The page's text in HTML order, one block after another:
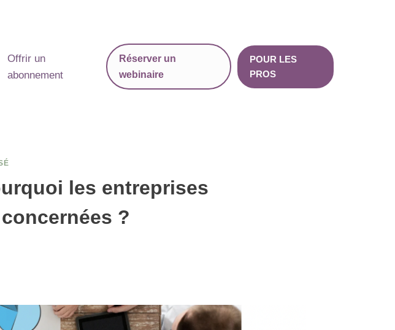
Offrir un
abonnement
Réserver un
webinaire
POUR LES
PROS
les entreprises
?